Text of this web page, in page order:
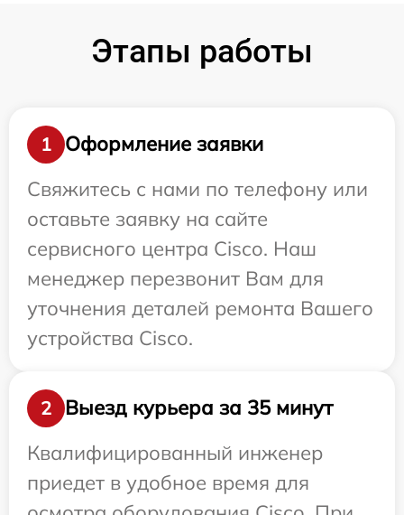
Этапы работы
1
Оформление заявки
Свяжитесь с нами по телефону или
оставьте заявку на сайте
сервисного центра Cisco. Наш
менеджер перезвонит Вам для
уточнения деталей ремонта Вашего
устройства Cisco.
2
Выезд курьера за 35 минут
Квалифицированный инженер
приедет в удобное время для